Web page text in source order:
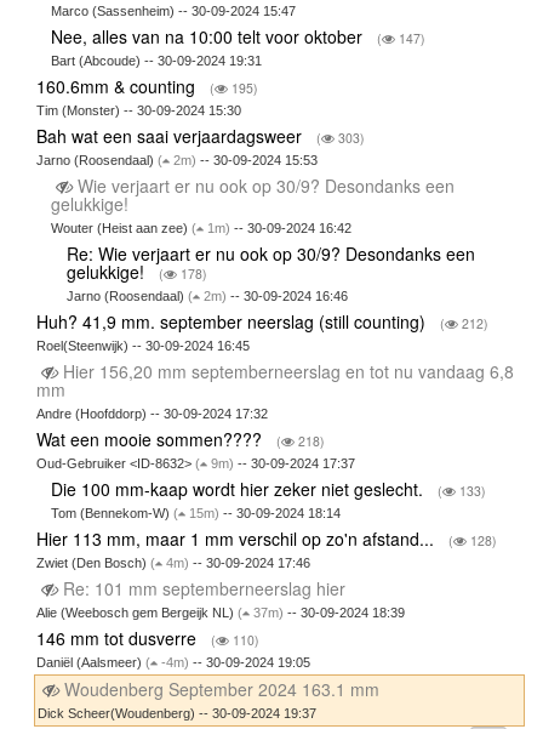
Marco (Sassenheim) -- 30-09-2024 15:47
Nee, alles van na 10:00 telt voor oktober ( 147)
Bart (Abcoude) -- 30-09-2024 19:31
160.6mm & counting ( 195)
Tim (Monster) -- 30-09-2024 15:30
Bah wat een saai verjaardagsweer ( 303)
Jarno (Roosendaal) ( 2m) -- 30-09-2024 15:53
Wie verjaart er nu ook op 30/9? Desondanks een
gelukkige!
Wouter (Heist aan zee)( 1m) -- 30-09-2024 16:42
Re: Wie verjaart er nu ook op 30/9? Desondanks een
gelukkige! ( 178)
Jarno (Roosendaal) ( 2m) -- 30-09-2024 16:46
Huh? 41,9 mm. september neerslag (still counting) ( 212)
Roel(Steenwijk) -- 30-09-2024 16:45
Hier 156,20 mm septemberneerslag en tot nu vandaag 6,8
mm
Andre (Hoofddorp) -- 30-09-2024 17:32
Wat een mooie sommen???? ( 218)
Oud-Gebruiker <ID-8632> ( 9m) -- 30-09-2024 17:37
Die 100 mm-kaap wordt hier zeker niet geslecht. ( 133)
Tom (Bennekom-W)( 15m) -- 30-09-2024 18:14
Hier 113 mm, maar 1 mm verschil op zo'n afstand... ( 128)
Zwiet (Den Bosch) ( 4m) -- 30-09-2024 17:46
Re: 101 mm septemberneerslag hier
Alie (Weebosch gem Bergeijk NL) ( 37m) -- 30-09-2024 18:39
146 mm tot dusverre ( 110)
Daniël (Aalsmeer) ( -4m) -- 30-09-2024 19:05
Woudenberg September 2024 163.1 mm
Dick Scheer(Woudenberg) -- 30-09-2024 19:37